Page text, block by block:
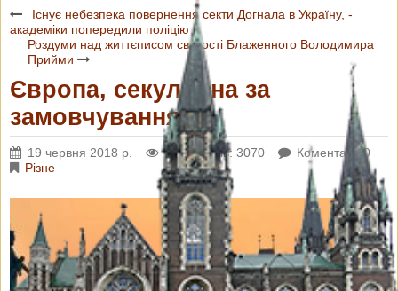
Існує небезпека повернення секти Догнала в Україну, -
академіки попередили поліцію
Роздуми над життєписом святості Блаженного Володимира
Прийми
Європа, секулярна за
замовчуванням
19 червня 2018 р. Переглядів: 3070
Коментарі: 0
Різне